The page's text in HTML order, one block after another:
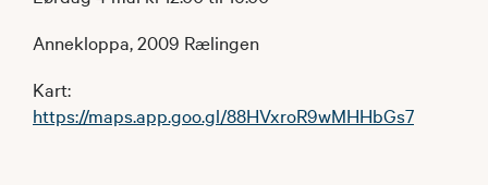
Annekloppa, 2009 Rælingen
Kart:
https://maps.app.goo.gl/88HVxroR9wMHHbGs7